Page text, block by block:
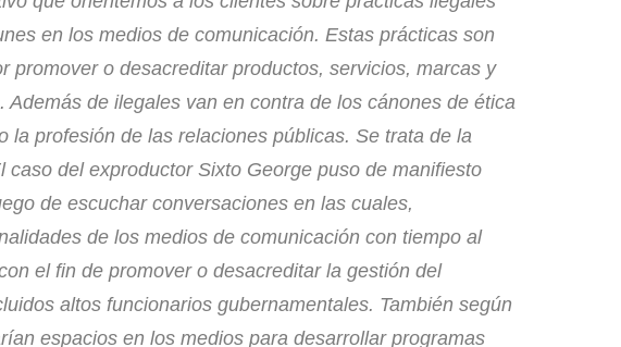
en los medios de comunicación. Estas prácticas son
promover o desacreditar productos, servicios, marcas y
Además de ilegales van en contra de los cánones de ética
la profesión de las relaciones públicas. Se trata de la
caso del exproductor Sixto George puso de manifiesto
de escuchar conversaciones en las cuales,
de los medios de comunicación con tiempo al
el fin de promover o desacreditar la gestión del
altos funcionarios gubernamentales. También según
espacios en los medios para desarrollar programas